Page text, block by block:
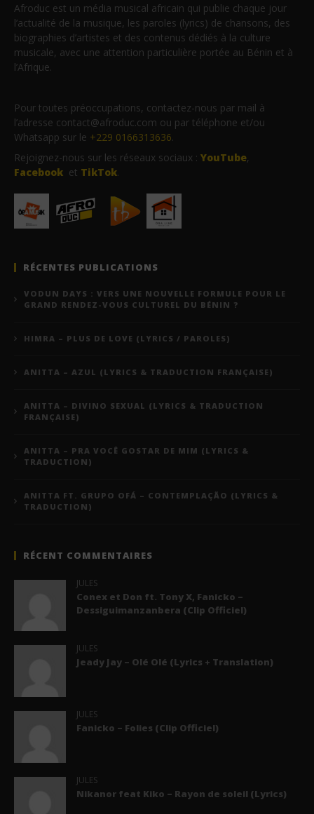
Afroduc est un média musical africain qui publie chaque jour
l’actualité de la musique, les paroles (lyrics) de chansons, des
biographies d’artistes et des contenus dédiés à la culture
musicale, avec une attention particulière portée au Bénin et à
l’Afrique.
Pour toutes préoccupations, contactez-nous par mail à
l’adresse contact@afroduc.com ou par téléphone et/ou
Whatsapp sur le +229 0166313636.
Rejoignez-nous sur les réseaux sociaux : YouTube,
Facebook et TikTok.
RÉCENTES PUBLICATIONS
VODUN DAYS : VERS UNE NOUVELLE FORMULE POUR LE
GRAND RENDEZ-VOUS CULTUREL DU BÉNIN ?
HIMRA – PLUS DE LOVE (LYRICS / PAROLES)
ANITTA – AZUL (LYRICS & TRADUCTION FRANÇAISE)
ANITTA – DIVINO SEXUAL (LYRICS & TRADUCTION
FRANÇAISE)
ANITTA – PRA VOCÊ GOSTAR DE MIM (LYRICS &
TRADUCTION)
ANITTA FT. GRUPO OFÁ – CONTEMPLAÇÃO (LYRICS &
TRADUCTION)
RÉCENT COMMENTAIRES
JULES
Conex et Don ft. Tony X, Fanicko –
Dessiguimanzanbera (Clip Officiel)
JULES
Jeady Jay – Olé Olé (Lyrics + Translation)
JULES
Fanicko – Folies (Clip Officiel)
JULES
Nikanor feat Kiko – Rayon de soleil (Lyrics)